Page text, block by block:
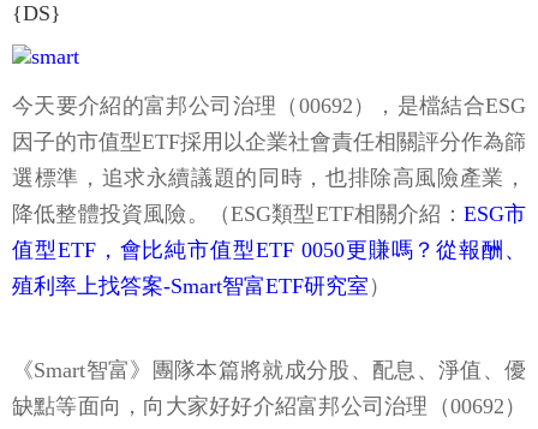
{DS}
今天要介紹的富邦公司治理（00692），是檔結合ESG
因子的市值型ETF採用以企業社會責任相關評分作為篩
選標準，追求永續議題的同時，也排除高風險產業，
降低整體投資風險。（ESG類型ETF相關介紹： ESG市
值型ETF，會比純市值型ETF 0050更賺嗎？從報酬、
殖利率上找答案-Smart智富ETF研究室 ）
《Smart智富》團隊本篇將就成分股、配息、淨值、優
缺點等面向，向大家好好介紹富邦公司治理（00692）